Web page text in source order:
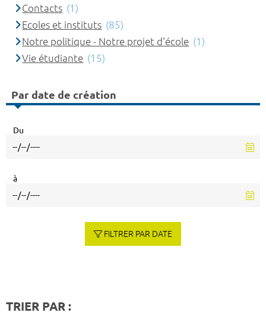
Contacts (1)
Ecoles et instituts (85)
Notre politique - Notre projet d'école (1)
Vie étudiante (15)
Par date de création
Du
à
FILTRER PAR DATE
TRIER PAR :